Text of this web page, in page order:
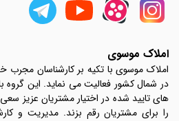
املاک موسوی
املاک موسوی با تکیه بر کارشناسان مجرب
در شمال کشور فعالیت می نماید. این گروه
های تایید شده در اختیار مشتریان عزیز
را برای مشتریان رقم بزند. مدیریت و